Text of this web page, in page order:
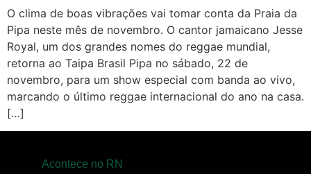
O clima de boas vibrações vai tomar conta da Praia da
Pipa neste mês de novembro. O cantor jamaicano Jesse
Royal, um dos grandes nomes do reggae mundial,
retorna ao Taipa Brasil Pipa no sábado, 22 de
novembro, para um show especial com banda ao vivo,
marcando o último reggae internacional do ano na casa.
[…]
Acontece no RN